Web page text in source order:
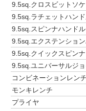
9.5sq.クロスビットソケ
9.5sq.ラチェットハン
9.5sq.スピンナハンドル
9.5sq.エクステンショ
9.5sq.クイックスピンナ
9.5sq.ユニバーサルジョ
コンビネーションレンチ
モンキレンチ
プライヤ